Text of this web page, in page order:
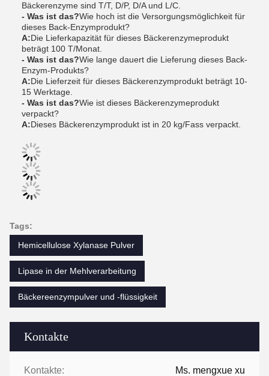
Kontakte
Kontakte: Ms. mengxue xu
Bäckerenzyme sind T/T, D/P, D/A und L/C.
- Was ist das?Wie hoch ist die Versorgungsmöglichkeit für
dieses Back-Enzymprodukt?
A:Die Lieferkapazität für dieses Bäckerenzymeprodukt
beträgt 100 T/Monat.
- Was ist das?Wie lange dauert die Lieferung dieses Back-
Enzym-Produkts?
A:Die Lieferzeit für dieses Bäckerenzymprodukt beträgt 10-
15 Werktage.
- Was ist das?Wie ist dieses Bäckerenzymeprodukt
verpackt?
A:Dieses Bäckerenzymprodukt ist in 20 kg/Fass verpackt.
Tags:
Hemicellulose Xylanase Pulver
Lipase in der Mehlverarbeitung
Bäckereenzympulver und -flüssigkeit